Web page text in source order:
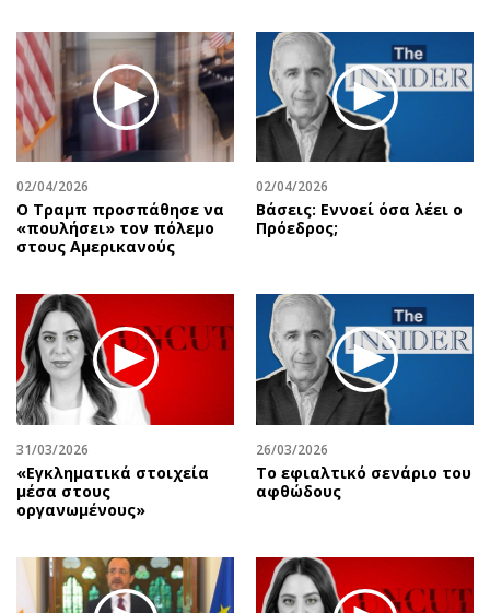
02/04/2026
Ο Τραμπ προσπάθησε να
«πουλήσει» τον πόλεμο
στους Αμερικανούς
02/04/2026
Βάσεις: Εννοεί όσα λέει ο
Πρόεδρος;
31/03/2026
«Εγκληματικά στοιχεία
μέσα στους
οργανωμένους»
26/03/2026
Το εφιαλτικό σενάριο του
αφθώδους